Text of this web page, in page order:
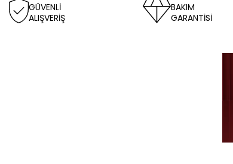
GÜVENLİ
ALIŞVERİŞ
BAKIM
GARANTİSİ